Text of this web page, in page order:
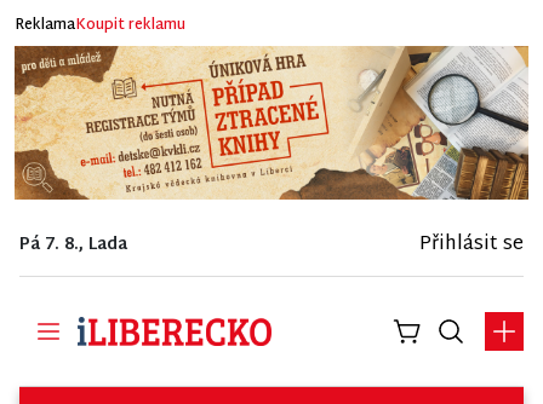
ReklamaKoupit reklamu
Pá 7. 8., Lada Přihlásit se